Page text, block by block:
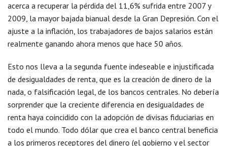
acerca a recuperar la pérdida del 11,6% sufrida entre 2007 y
2009, la mayor bajada bianual desde la Gran Depresión. Con el
ajuste a la inflación, los trabajadores de bajos salarios están
realmente ganando ahora menos que hace 50 años.
Esto nos lleva a la segunda fuente indeseable e injustificada
de desigualdades de renta, que es la creación de dinero de la
nada, o falsificación legal, de los bancos centrales. No debería
sorprender que la creciente diferencia en desigualdades de
renta haya coincidido con la adopción de divisas fiduciarias en
todo el mundo. Todo dólar que crea el banco central beneficia
a los primeros receptores del dinero (el gobierno y el sector